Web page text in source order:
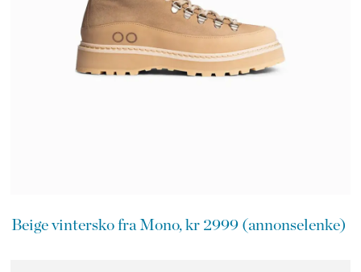
Beige vintersko fra Mono, kr 2999 (annonselenke)